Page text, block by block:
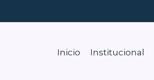
Inicio Institucional